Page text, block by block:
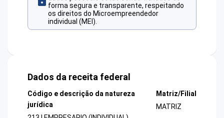
forma segura e transparente, respeitando
os direitos do Microempreendedor
individual (MEI).
Dados da receita federal
Código e descrição da natureza
jurídica
Matriz/Filial
MATRIZ